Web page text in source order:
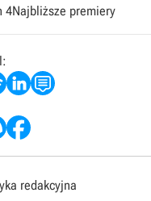
4Najbliższe premiery
redakcyjna